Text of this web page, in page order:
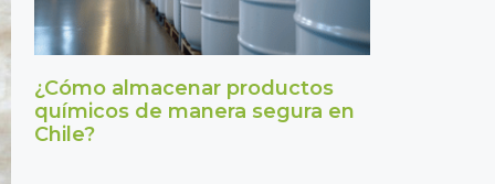
¿Cómo almacenar productos
químicos de manera segura en
Chile?